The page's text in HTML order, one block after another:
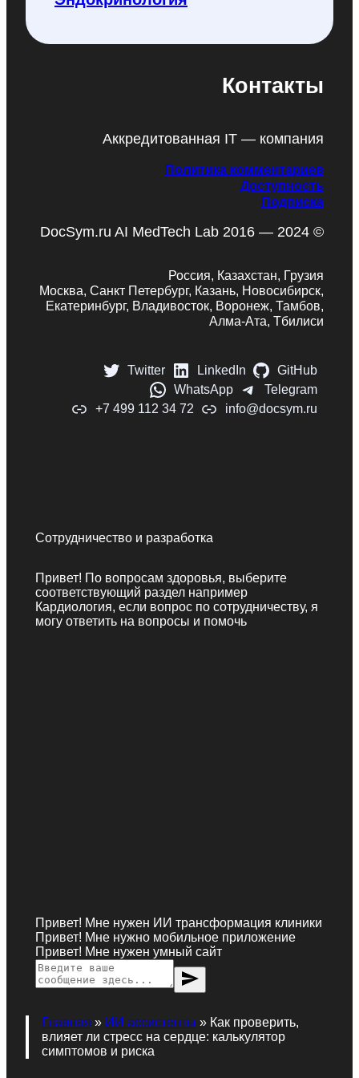
Контакты
Аккредитованная IT — компания
Политика комментариев
Доступность
Подписка
DocSym.ru AI MedTech Lab 2016 — 2024 ©
Россия, Казахстан, Грузия
Москва, Санкт Петербург, Казань, Новосибирск,
Екатеринбург, Владивосток, Воронеж, Тамбов,
Алма-Ата, Тбилиси
Twitter LinkedIn
GitHub
WhatsApp
Telegram
+7 499 112 34 72
info@docsym.ru
Сотрудничество и разработка
Привет! По вопросам здоровья, выберите
соответствующий раздел например
Кардиология, если вопрос по сотрудничеству, я
могу ответить на вопросы и помочь
Привет! Мне нужен ИИ трансформация клиники
Привет! Мне нужно мобильное приложение
Привет! Мне нужен умный сайт
send
Главная » ИИ ассистенты » Как проверить,
влияет ли стресс на сердце: калькулятор
симптомов и риска